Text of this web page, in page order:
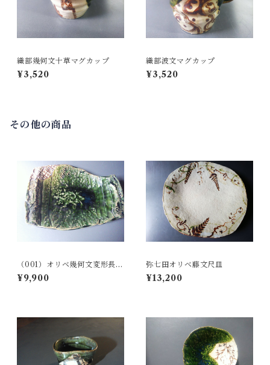
織部幾何文十草マグカップ
¥3,520
織部波文マグカップ
¥3,520
その他の商品
（001）オリベ幾何文変形長角
鉢
¥9,900
弥七田オリベ藤文尺皿
¥13,200